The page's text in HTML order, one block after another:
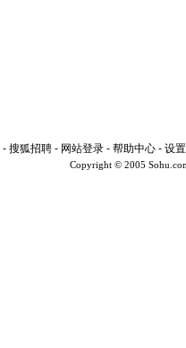
- 搜狐招聘 - 网站登录 - 帮助中心 - 设
Copyright © 2005